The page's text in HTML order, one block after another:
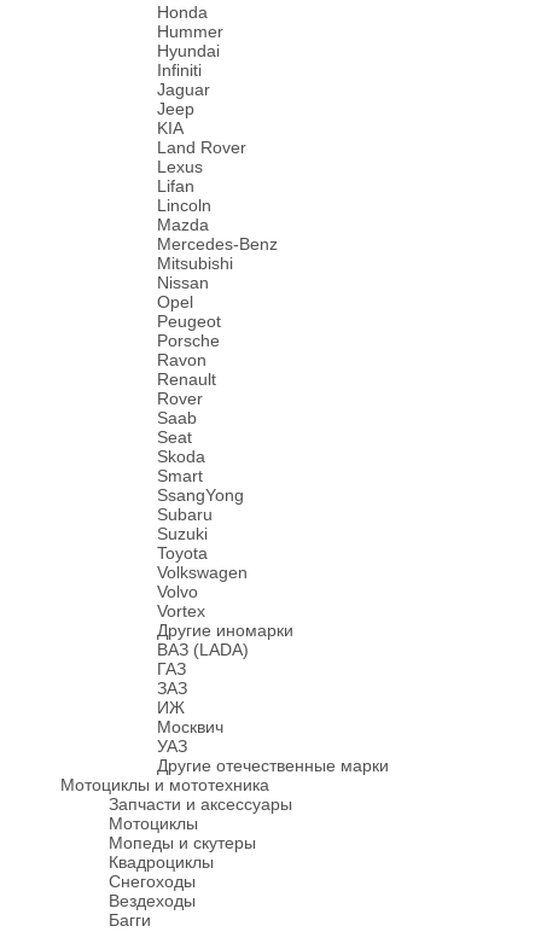
Honda
Hummer
Hyundai
Infiniti
Jaguar
Jeep
KIA
Land Rover
Lexus
Lifan
Lincoln
Mazda
Mercedes-Benz
Mitsubishi
Nissan
Opel
Peugeot
Porsche
Ravon
Renault
Rover
Saab
Seat
Skoda
Smart
SsangYong
Subaru
Suzuki
Toyota
Volkswagen
Volvo
Vortex
Другие иномарки
ВАЗ (LADA)
ГАЗ
ЗАЗ
ИЖ
Москвич
УАЗ
Другие отечественные марки
Мотоциклы и мототехника
Запчасти и аксессуары
Мотоциклы
Мопеды и скутеры
Квадроциклы
Снегоходы
Вездеходы
Багги